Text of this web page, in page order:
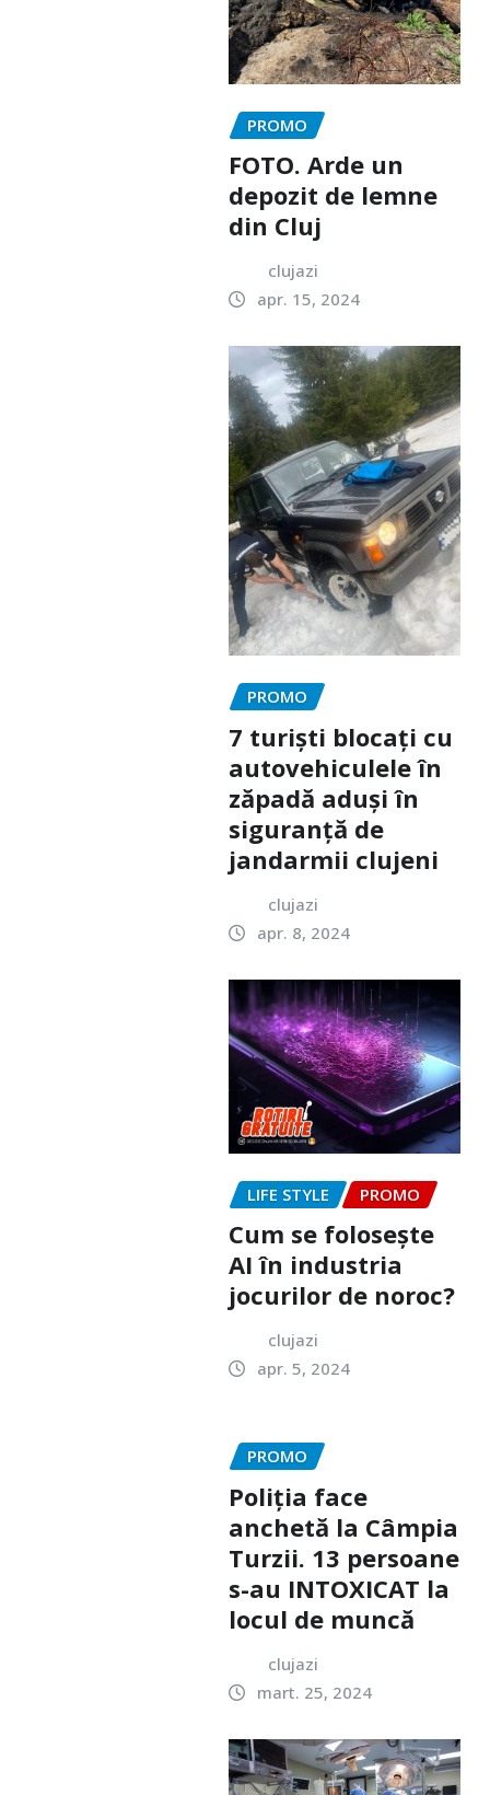
PROMO
FOTO. Arde un
depozit de lemne
din Cluj
clujazi
apr. 15, 2024
PROMO
7 turiști blocați cu
autovehiculele în
zăpadă aduși în
siguranță de
jandarmii clujeni
clujazi
apr. 8, 2024
LIFE STYLE PROMO
Cum se folosește
AI în industria
jocurilor de noroc?
clujazi
apr. 5, 2024
PROMO
Poliția face
anchetă la Câmpia
Turzii. 13 persoane
s-au INTOXICAT la
locul de muncă
clujazi
mart. 25, 2024